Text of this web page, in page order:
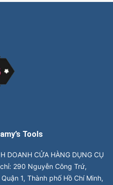
Tools
DOANH CỬA HÀNG DỤNG CỤ
290 Nguyễn Công Trứ,
1, Thành phố Hồ Chí Minh,